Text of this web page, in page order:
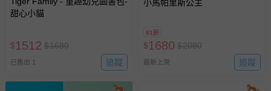
甜心小貓
$1512 $1680
已售出 1 追蹤
小馬帕里斯公主
81折
$1680 $2080
最新上架 追蹤